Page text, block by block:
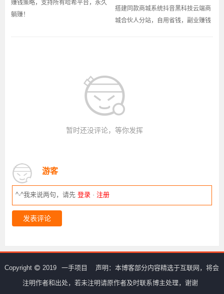
赚钱策略，支持所有哈希平台，永久
躺赚！
搭建同款商城系统抖音黑科技云端商
城合伙人分站，自用省钱，副业赚钱
暂时还没评论，等你发挥
游客
^-^我来说两句，请先登录 · 注册
发表评论
Copyright 2019 一手项目
声明：本博客部分内容精选于互联网，将会
注明作者和出处，若未注明请原作者及时联系博主处理，谢谢